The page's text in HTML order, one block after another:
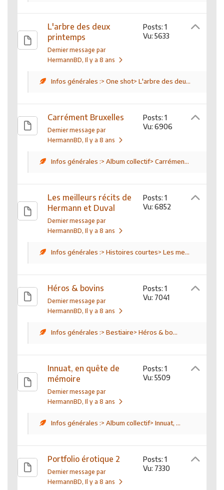
L'arbre des deux
printemps
Dernier message par
HermannBD, Il y a 8 ans
Posts: 1
Vu: 5633
Infos générales :> One shot> L'arbre des deu...
Carrément Bruxelles
Dernier message par
HermannBD, Il y a 8 ans
Posts: 1
Vu: 6906
Infos générales :> Album collectif> Carrémen...
Les meilleurs récits de
Hermann et Duval
Dernier message par
HermannBD, Il y a 8 ans
Posts: 1
Vu: 6852
Infos générales :> Histoires courtes> Les me...
Héros & bovins
Dernier message par
HermannBD, Il y a 8 ans
Posts: 1
Vu: 7041
Infos générales :> Bestiaire> Héros & bo...
Innuat, en quête de
mémoire
Dernier message par
HermannBD, Il y a 8 ans
Posts: 1
Vu: 5509
Infos générales :> Album collectif> Innuat, ...
Portfolio érotique 2
Dernier message par
HermannBD, Il y a 8 ans
Posts: 1
Vu: 7330